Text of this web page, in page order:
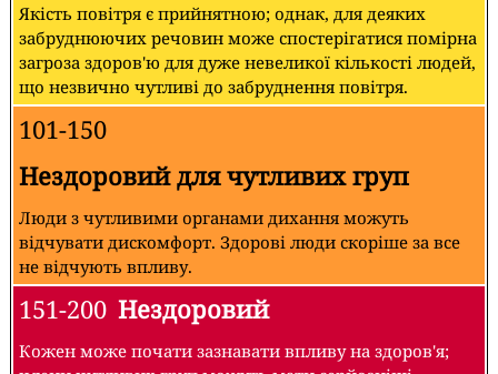
Якість повітря є прийнятною; однак, для деяких
забруднюючих речовин може спостерігатися помірна
загроза здоров'ю для дуже невеликої кількості людей,
що незвично чутливі до забруднення повітря.
101-150
Нездоровий для чутливих груп
Люди з чутливими органами дихання можуть
відчувати дискомфорт. Здорові люди скоріше за все
не відчують впливу.
151-200 Нездоровий
Кожен може почати зазнавати впливу на здоров'я;